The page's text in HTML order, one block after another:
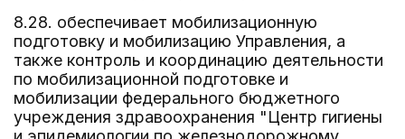
8.28. обеспечивает мобилизационную
подготовку и мобилизацию Управления, а
также контроль и координацию деятельности
по мобилизационной подготовке и
мобилизации федерального бюджетного
учреждения здравоохранения "Центр гигиены